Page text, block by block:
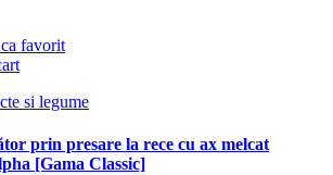
favorit
si legume
prin presare la rece cu ax melcat
[Gama Classic]